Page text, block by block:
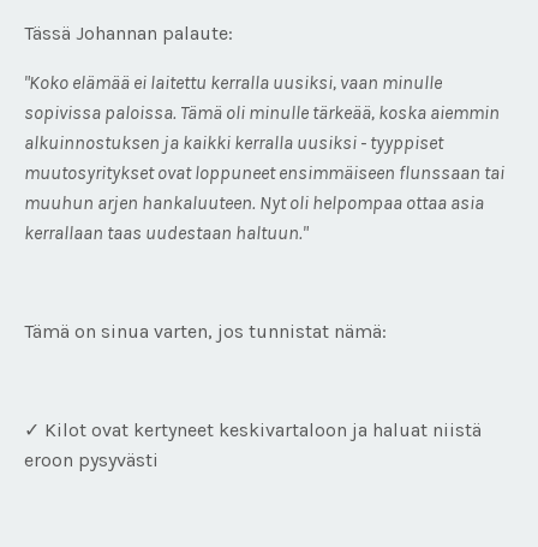
Tässä Johannan palaute:
"Koko elämää ei laitettu kerralla uusiksi, vaan minulle
sopivissa paloissa. Tämä oli minulle tärkeää, koska aiemmin
alkuinnostuksen ja kaikki kerralla uusiksi - tyyppiset
muutosyritykset ovat loppuneet ensimmäiseen flunssaan tai
muuhun arjen hankaluuteen. Nyt oli helpompaa ottaa asia
kerrallaan taas uudestaan haltuun."
Tämä on sinua varten, jos tunnistat nämä:
✓ Kilot ovat kertyneet keskivartaloon ja haluat niistä
eroon pysyvästi